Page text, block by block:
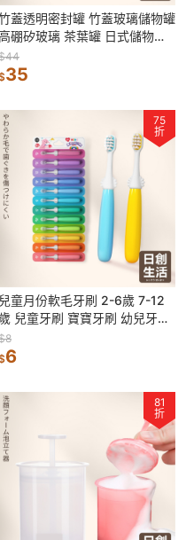
蓋透明密封罐 竹蓋玻璃儲物罐
硼矽玻璃 茶葉罐 日式儲物罐
穀雜糧罐 糖果罐 麵條罐 儲物
35
75
折
兒童月份軟毛牙刷 2-6歲 7-12
兒童牙刷 寶寶牙刷 幼兒牙刷
童牙刷 小孩牙刷 月份牙刷
6
81
折